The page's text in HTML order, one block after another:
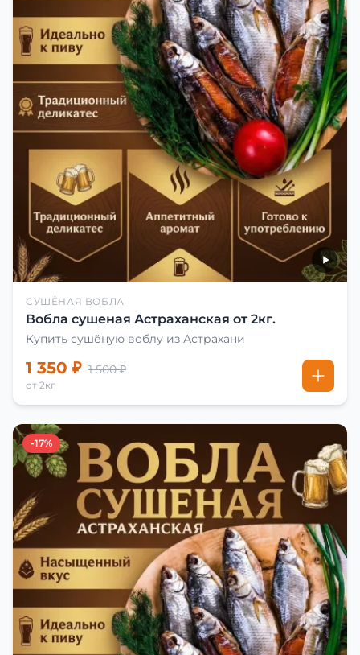
СУШЁНАЯ ВОБЛА
Вобла сушеная Астраханская от 2кг.
Купить сушёную воблу из Астрахани
1 350 ₽ 1 500 ₽
от 2кг
-17%